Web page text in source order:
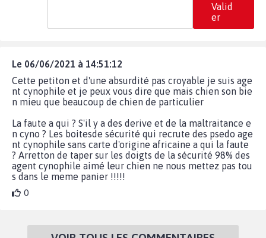
Valid
er
Le 06/06/2021 à 14:51:12
Cette petiton et d'une absurdité pas croyable je suis age
nt cynophile et je peux vous dire que mais chien son bie
n mieu que beaucoup de chien de particulier
La faute a qui ? S'il y a des derive et de la maltraitance e
n cyno ? Les boitesde sécurité qui recrute des psedo age
nt cynophile sans carte d'origine africaine a qui la faute
? Arretton de taper sur les doigts de la sécurité 98% des
agent cynophile aimé leur chien ne nous mettez pas tou
s dans le meme panier !!!!!
0